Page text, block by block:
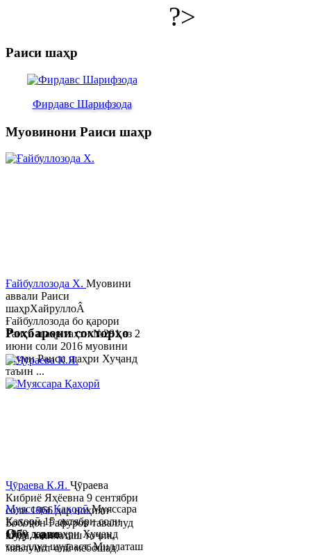
?>
Раиси шаҳр
Фирдавс Шарифзода
Муовинони Раиси шаҳр
Ғайбуллозода Х. Муовини
аввали Раиси
шаҳрХайруллоÂ
Ғайбуллозода бо қарори
Раиси шаҳр таҳти №281 аз 2
июни соли 2016 муовини
якуми Раиси шаҳри Хуҷанд
таъин ...
Муяссара ҚаҳорӣМуяссара
Қаҳорӣ 15 октябри соли
1979 дар шаҳри Хуҷанд
таваллуд шудааст. Миллаташ
Роҳбарони сохторҳо
Ҷӯраева К.Я. Ҷӯраева
Кибриё Яҳёевна 9 сентябри
соли 1966 дар ноҳияи
Бобоҷон Ғафуров таваллуд
шуда, миллаташ тоҷик,
маълумот олӣ мебошад.
Обу хаво